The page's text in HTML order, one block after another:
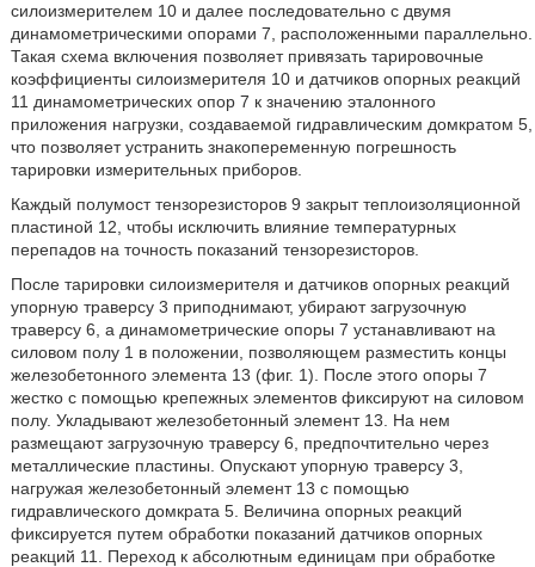
силоизмерителем 10 и далее последовательно с двумя
динамометрическими опорами 7, расположенными параллельно.
Такая схема включения позволяет привязать тарировочные
коэффициенты силоизмерителя 10 и датчиков опорных реакций
11 динамометрических опор 7 к значению эталонного
приложения нагрузки, создаваемой гидравлическим домкратом 5,
что позволяет устранить знакопеременную погрешность
тарировки измерительных приборов.
Каждый полумост тензорезисторов 9 закрыт теплоизоляционной
пластиной 12, чтобы исключить влияние температурных
перепадов на точность показаний тензорезисторов.
После тарировки силоизмерителя и датчиков опорных реакций
упорную траверсу 3 приподнимают, убирают загрузочную
траверсу 6, а динамометрические опоры 7 устанавливают на
силовом полу 1 в положении, позволяющем разместить концы
железобетонного элемента 13 (фиг. 1). После этого опоры 7
жестко с помощью крепежных элементов фиксируют на силовом
полу. Укладывают железобетонный элемент 13. На нем
размещают загрузочную траверсу 6, предпочтительно через
металлические пластины. Опускают упорную траверсу 3,
нагружая железобетонный элемент 13 с помощью
гидравлического домкрата 5. Величина опорных реакций
фиксируется путем обработки показаний датчиков опорных
реакций 11. Переход к абсолютным единицам при обработке